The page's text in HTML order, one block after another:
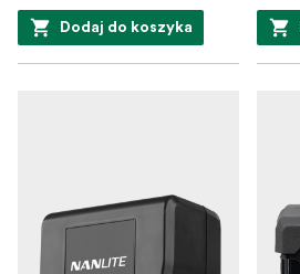
Dodaj do koszyka